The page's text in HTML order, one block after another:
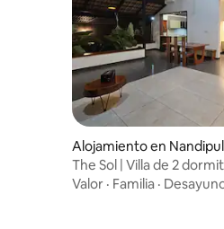
Alojamiento en
The Sol | Villa de 2
cubierta y home theater
Valor · Familia ·